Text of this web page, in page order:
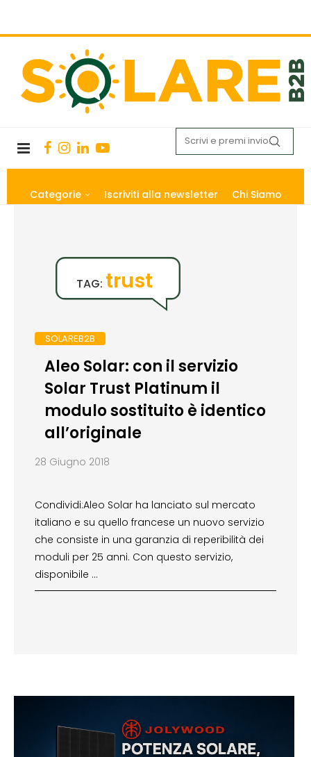
Categorie Iscriviti alla newsletter Chi Siamo
TAG: trust
SOLAREB2B
Aleo Solar: con il servizio
Solar Trust Platinum il
modulo sostituito è identico
all’originale
28 Giugno 2018
Condividi:Aleo Solar ha lanciato sul mercato
italiano e su quello francese un nuovo servizio
che consiste in una garanzia di reperibilità dei
moduli per 25 anni. Con questo servizio,
disponibile …